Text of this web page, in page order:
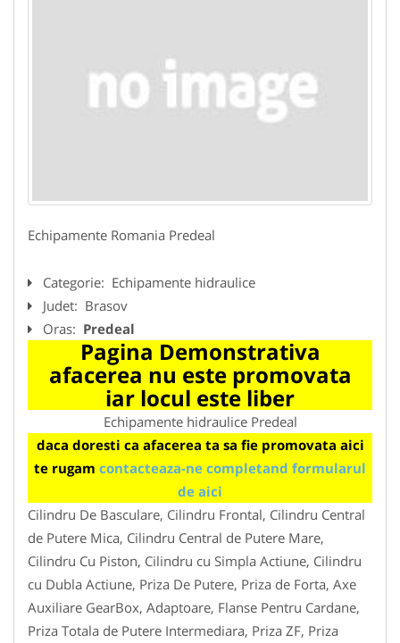
Echipamente Romania Predeal
Categorie: Echipamente hidraulice
Judet: Brasov
Oras: Predeal
Pagina Demonstrativa
afacerea nu este promovata
iar locul este liber
Echipamente hidraulice Predeal
daca doresti ca afacerea ta sa fie promovata aici
te rugam contacteaza-ne completand formularul
de aici
Cilindru De Basculare, Cilindru Frontal, Cilindru Central
de Putere Mica, Cilindru Central de Putere Mare,
Cilindru Cu Piston, Cilindru cu Simpla Actiune, Cilindru
cu Dubla Actiune, Priza De Putere, Priza de Forta, Axe
Auxiliare GearBox, Adaptoare, Flanse Pentru Cardane,
Priza Totala de Putere Intermediara, Priza ZF, Priza